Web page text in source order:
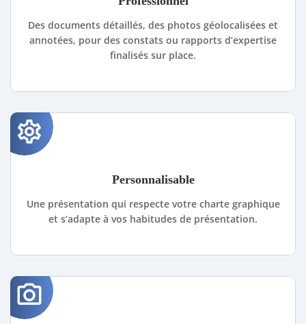
Des documents détaillés, des photos géolocalisées et
annotées, pour des constats ou rapports d’expertise
finalisés sur place.
settings
Personnalisable
Une présentation qui respecte votre charte graphique
et s’adapte à vos habitudes de présentation.
photo_camera